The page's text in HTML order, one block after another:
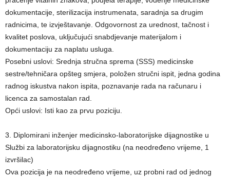
dokumentacije, sterilizacija instrumenata, saradnja sa drugim
radnicima, te izvještavanje. Odgovornost za urednost, tačnost i
kvalitet poslova, uključujući snabdjevanje materijalom i
dokumentaciju za naplatu usluga.
Posebni uslovi: Srednja stručna sprema (SSS) medicinske
sestre/tehničara opšteg smjera, položen stručni ispit, jedna godina
radnog iskustva nakon ispita, poznavanje rada na računaru i
licenca za samostalan rad.
Opći uslovi: Isti kao za prvu poziciju.
3. Diplomirani inženjer medicinsko-laboratorijske dijagnostike u
Službi za laboratorijsku dijagnostiku (na neodređeno vrijeme, 1
izvršilac)
Ova pozicija je na neodređeno vrijeme, uz probni rad od jednog